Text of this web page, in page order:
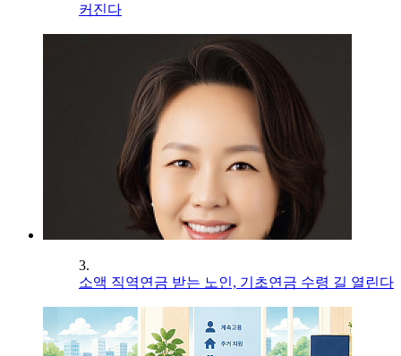
커진다
3.
소액 직역연금 받는 노인, 기초연금 수령 길 열린다